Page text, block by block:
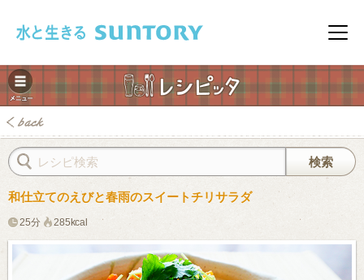
メニ
レシピ
和仕立てのえびと春雨のスイートチリサラダ
25分 285kcal